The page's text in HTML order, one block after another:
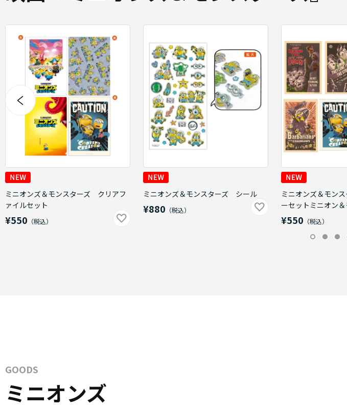
ミニオンズ＆モンスターズ クリアフ
ァイルセット
¥550
ミニオンズ＆モンスターズ シール
¥880
ミニオンズ＆モン
ーセットミニオン
¥550
GOODS
ミニオンズ